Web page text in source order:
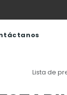
Lista de